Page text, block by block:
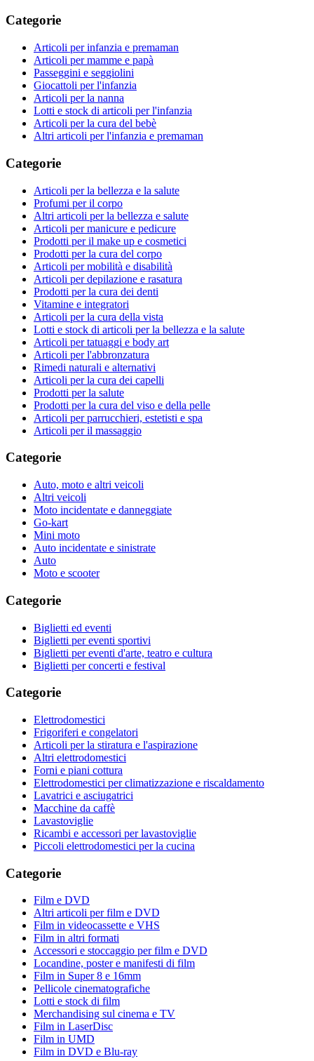
Categorie
Articoli per infanzia e premaman
Articoli per mamme e papà
Passeggini e seggiolini
Giocattoli per l'infanzia
Articoli per la nanna
Lotti e stock di articoli per l'infanzia
Articoli per la cura del bebè
Altri articoli per l'infanzia e premaman
Categorie
Articoli per la bellezza e la salute
Profumi per il corpo
Altri articoli per la bellezza e salute
Articoli per manicure e pedicure
Prodotti per il make up e cosmetici
Prodotti per la cura del corpo
Articoli per mobilità e disabilità
Articoli per depilazione e rasatura
Prodotti per la cura dei denti
Vitamine e integratori
Articoli per la cura della vista
Lotti e stock di articoli per la bellezza e la salute
Articoli per tatuaggi e body art
Articoli per l'abbronzatura
Rimedi naturali e alternativi
Articoli per la cura dei capelli
Prodotti per la salute
Prodotti per la cura del viso e della pelle
Articoli per parrucchieri, estetisti e spa
Articoli per il massaggio
Categorie
Auto, moto e altri veicoli
Altri veicoli
Moto incidentate e danneggiate
Go-kart
Mini moto
Auto incidentate e sinistrate
Auto
Moto e scooter
Categorie
Biglietti ed eventi
Biglietti per eventi sportivi
Biglietti per eventi d'arte, teatro e cultura
Biglietti per concerti e festival
Categorie
Elettrodomestici
Frigoriferi e congelatori
Articoli per la stiratura e l'aspirazione
Altri elettrodomestici
Forni e piani cottura
Elettrodomestici per climatizzazione e riscaldamento
Lavatrici e asciugatrici
Macchine da caffè
Lavastoviglie
Ricambi e accessori per lavastoviglie
Piccoli elettrodomestici per la cucina
Categorie
Film e DVD
Altri articoli per film e DVD
Film in videocassette e VHS
Film in altri formati
Accessori e stoccaggio per film e DVD
Locandine, poster e manifesti di film
Film in Super 8 e 16mm
Pellicole cinematografiche
Lotti e stock di film
Merchandising sul cinema e TV
Film in LaserDisc
Film in UMD
Film in DVD e Blu-ray